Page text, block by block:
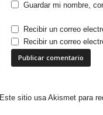
Guardar mi nombre,
Recibir un correo
Recibir un correo
Este sitio usa Akismet para